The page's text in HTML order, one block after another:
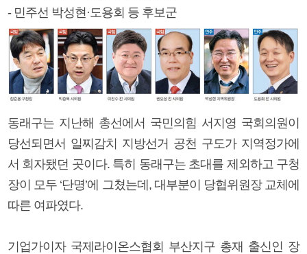
- 민주선 박성현·도용회 등 후보군
동래구는 지난해 총선에서 국민의힘 서지영 국회의원이
당선되면서 일찌감치 지방선거 공천 구도가 지역정가에
서 회자됐던 곳이다. 특히 동래구는 초대를 제외하고 구청
장이 모두 ‘단명’에 그쳤는데, 대부분이 당협위원장 교체에
따른 여파였다.
기업가이자 국제라이온스협회 부산지구 총재 출신인 장